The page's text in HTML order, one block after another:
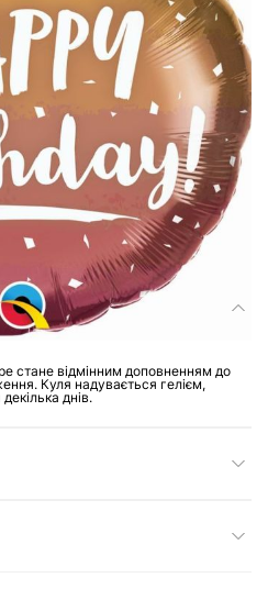
стане відмінним доповненням до
Куля надувається гелієм,
днів.